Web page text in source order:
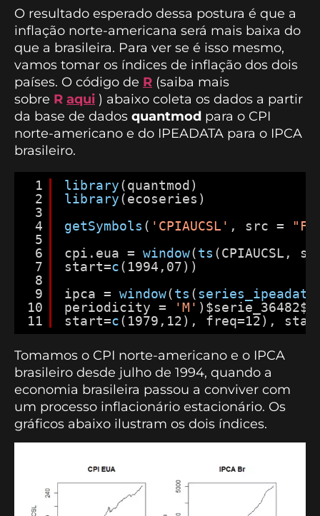
O resultado esperado dessa postura é que a
inflação norte-americana será mais baixa do
que a brasileira. Para ver se é isso mesmo,
vamos tomar os índices de inflação dos dois
países. O código de R (saiba mais
sobre R aqui ) abaixo coleta os dados a partir
da base de dados quantmod para o CPI
norte-americano e do IPEADATA para o IPCA
brasileiro.
1
2
3
4
5
6
7
8
9
10
11
library(quantmod)
library(ecoseries)
getSymbols ( 'CPIAUCSL' , src =
cpi.eua = window(ts (CPIAUCSL,
start=c(1994,07))
ipca = window(ts (series_ipeadata
periodicity =
'M'
start=c(1979,12), freq=12),
Tomamos o CPI norte-americano e o IPCA
brasileiro desde julho de 1994, quando a
economia brasileira passou a conviver com
um processo inflacionário estacionário. Os
gráficos abaixo ilustram os dois índices.